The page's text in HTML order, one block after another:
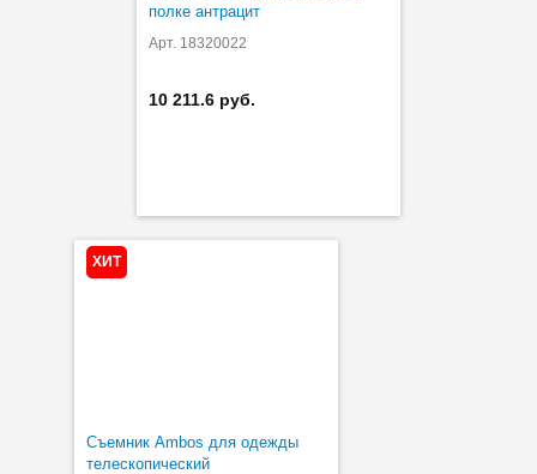
полке антрацит
Арт. 18320022
10 211.6 руб.
ХИТ
Съемник Ambos для одежды
телескопический